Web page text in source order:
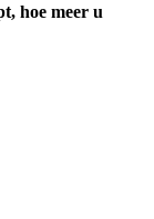
hoe meer u